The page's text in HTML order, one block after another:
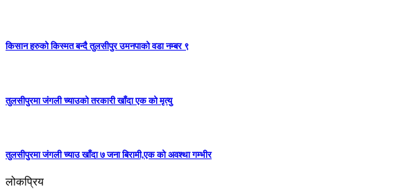
किसान हरुको किस्मत बन्दै तुलसीपुर उमनपाको वडा नम्बर ९
तुलसीपुरमा जंगली च्याउको तरकारी खाँदा एक को मृत्यु
तुलसीपुरमा जंगली च्याउ खाँदा ७ जना बिरामी,एक को अवश्था गम्भीर
लोकप्रिय